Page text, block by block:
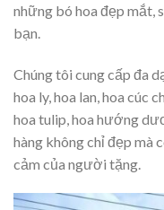
những bó hoa đẹp mắt,
bạn.
Chúng tôi cung cấp đa
hoa ly, hoa lan, hoa cúc
hoa tulip, hoa hướng
hàng không chỉ đẹp mà
cảm của người tặng.